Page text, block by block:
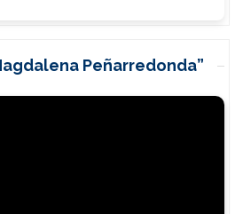
Peñarredonda”